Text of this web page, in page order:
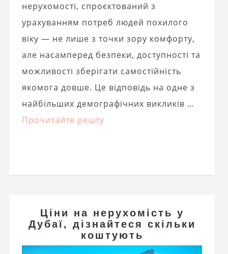
нерухомості, спроєктований з
урахуванням потреб людей похилого
віку — не лише з точки зору комфорту,
але насамперед безпеки, доступності та
можливості зберігати самостійність
якомога довше. Це відповідь на одне з
найбільших демографічних викликів …
Прочитайте решту
Ціни на нерухомість у
Дубаї, дізнайтеся скільки
коштують